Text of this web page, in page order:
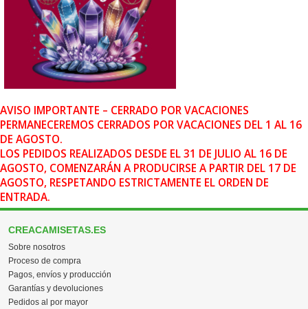
AVISO IMPORTANTE – CERRADO POR VACACIONES
PERMANECEREMOS CERRADOS POR VACACIONES DEL 1 AL 16
DE AGOSTO.
LOS PEDIDOS REALIZADOS DESDE EL 31 DE JULIO AL 16 DE
AGOSTO, COMENZARÁN A PRODUCIRSE A PARTIR DEL 17 DE
AGOSTO, RESPETANDO ESTRICTAMENTE EL ORDEN DE
ENTRADA.
CREACAMISETAS.ES
Sobre nosotros
Proceso de compra
Pagos, envíos y producción
Garantías y devoluciones
Pedidos al por mayor